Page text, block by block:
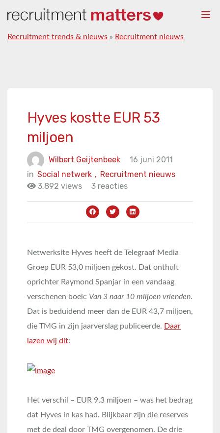
Recruitment trends & nieuws » Recruitment nieuws
Hyves kostte EUR 53
miljoen
Wilbert Geijtenbeek
16 juni 2011
in
Recruitment nieuws
Social netwerk ,
3.892 views
3 reacties
Netwerksite Hyves heeft de Telegraaf Media
Groep EUR 53,0 miljoen gekost. Dat onthult
oprichter Raymond Spanjar in een vandaag
verschenen boek: Van 3 naar 10 miljoen vrienden.
Dat is beduidend meer dan de EUR 43,7 miljoen,
die TMG in zijn jaarverslag publiceerde. Daar
lazen wij dit:
Het verschil – EUR 9,3 miljoen – was het bedrag
dat Hyves in kas had. Blijkbaar zijn die reserves
met de deal door TMG overgenomen. De drie